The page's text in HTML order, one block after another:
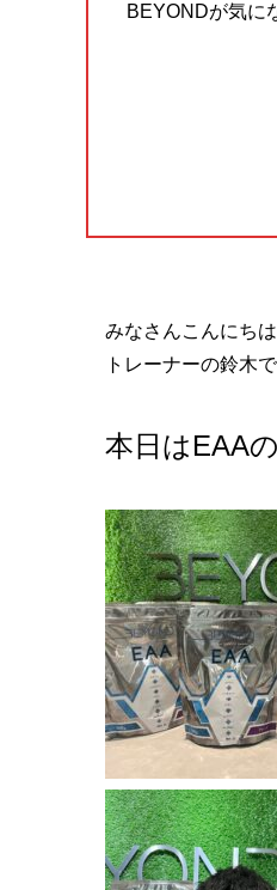
BEYONDが気に
みなさんこんにちは
トレーナーの鈴木で
本日はEAA